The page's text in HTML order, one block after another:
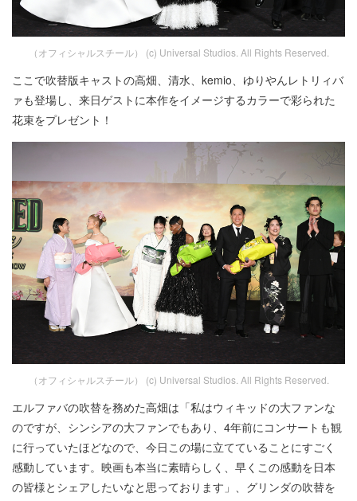
（オフィシャルスチール） (c) Universal Studios. All Rights Reserved.
ここで吹替版キャストの高畑、清水、kemio、ゆりやんレトリィバ
ァも登場し、来日ゲストに本作をイメージするカラーで彩られた
花束をプレゼント！
（オフィシャルスチール） (c) Universal Studios. All Rights Reserved.
エルファバの吹替を務めた高畑は「私はウィキッドの大ファンな
のですが、シンシアの大ファンでもあり、4年前にコンサートも観
に行っていたほどなので、今日この場に立てていることにすごく
感動しています。映画も本当に素晴らしく、早くこの感動を日本
の皆様とシェアしたいなと思っております」、グリンダの吹替を